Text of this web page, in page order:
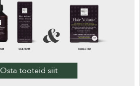
Osta tooteid siit